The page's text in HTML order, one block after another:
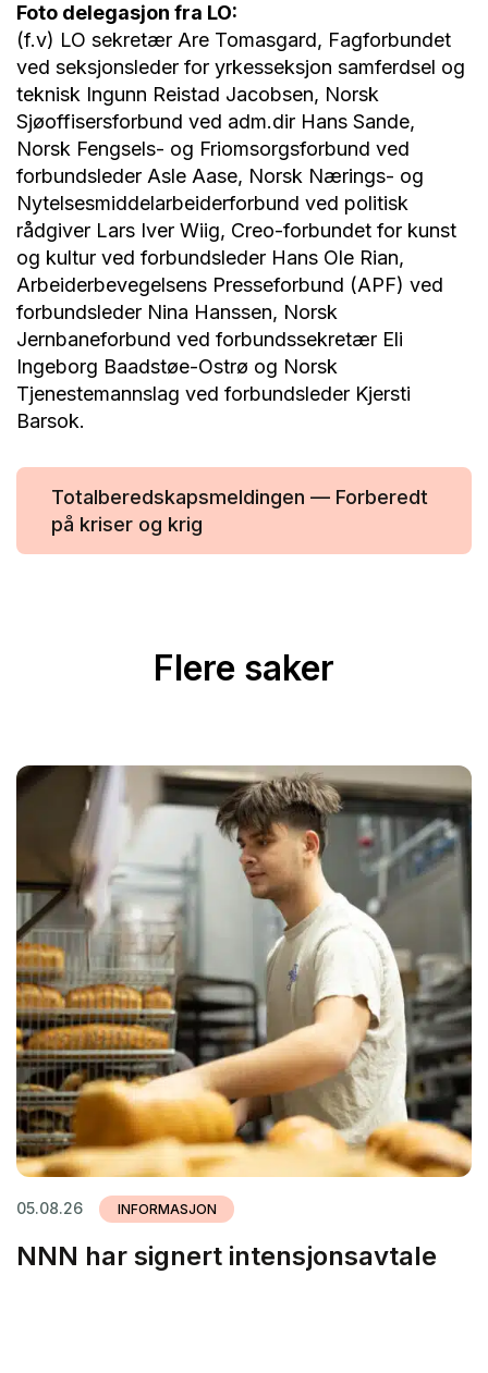
Foto delegasjon fra LO:
(f.v) LO sekretær Are Tomasgard, Fagforbundet
ved seksjonsleder for yrkesseksjon samferdsel og
teknisk Ingunn Reistad Jacobsen, Norsk
Sjøoffisersforbund ved adm.dir Hans Sande,
Norsk Fengsels- og Friomsorgsforbund ved
forbundsleder Asle Aase, Norsk Nærings- og
Nytelsesmiddelarbeiderforbund ved politisk
rådgiver Lars Iver Wiig, Creo-forbundet for kunst
og kultur ved forbundsleder Hans Ole Rian,
Arbeiderbevegelsens Presseforbund (APF) ved
forbundsleder Nina Hanssen, Norsk
Jernbaneforbund ved forbundssekretær Eli
Ingeborg Baadstøe-Ostrø og Norsk
Tjenestemannslag ved forbundsleder Kjersti
Barsok.
Totalberedskapsmeldingen — Forberedt
på kriser og krig
Flere saker
05.08.26 INFORMASJON
NNN har signert intensjonsavtale